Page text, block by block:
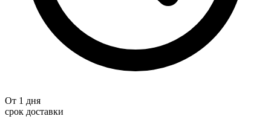
От 1 дня
срок доставки